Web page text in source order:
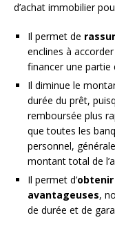
d’achat immobilier
Il permet de
enclines à
financer une partie
Il diminue le
durée du prêt,
remboursée plus
que toutes les
personnel,
montant total de
Il permet d’
avantageuses,
de durée et de